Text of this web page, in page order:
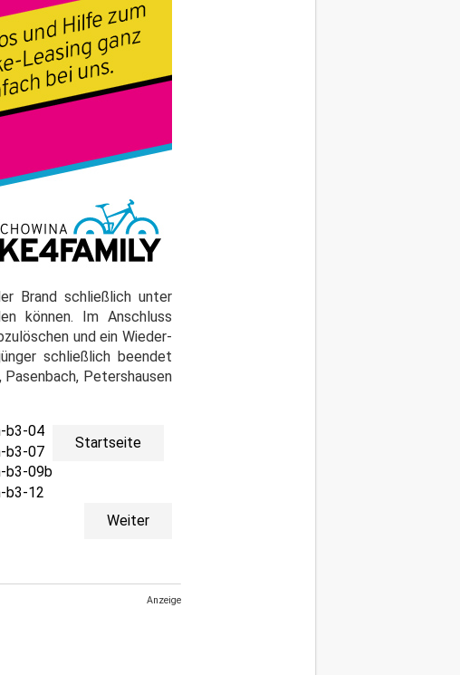
Brand schließlich unter
können. Im Anschluss
und ein Wieder-
schließlich beendet
Petershausen
Startseite
Weiter
Anzeige